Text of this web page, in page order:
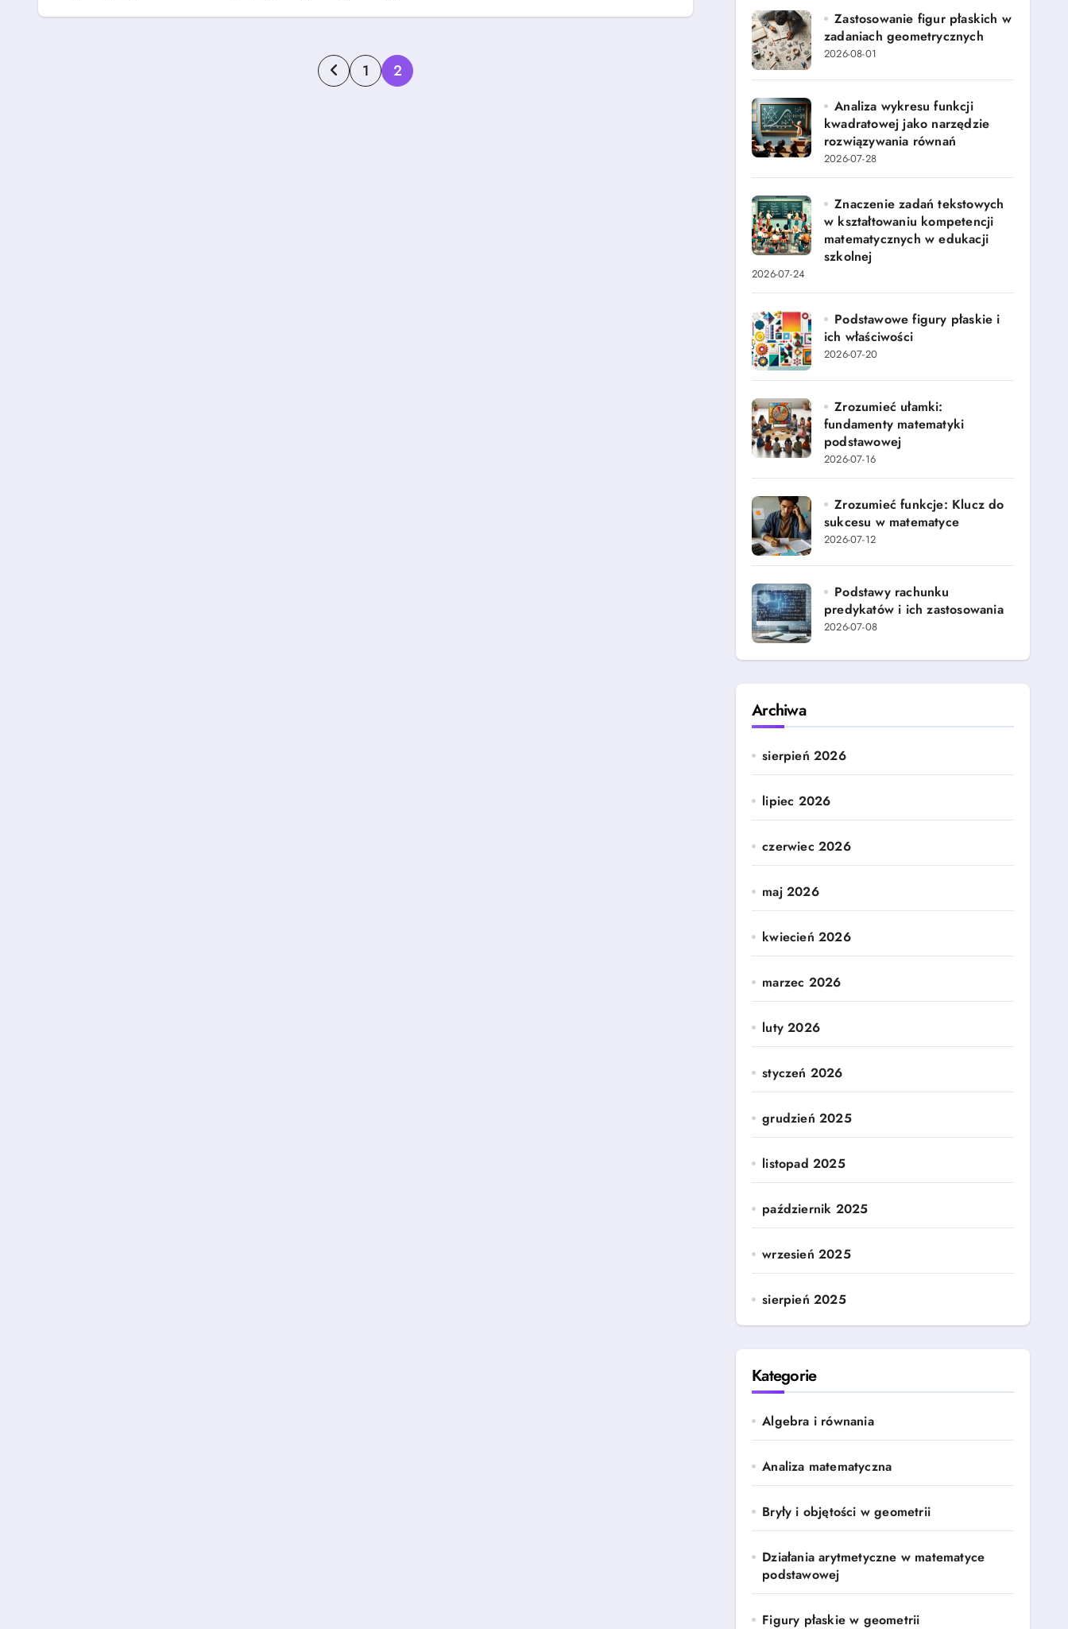
Stronicowanie
1 2
Zastosowanie figur płaskich w
zadaniach geometrycznych
2026-08-01
Analiza wykresu funkcji
kwadratowej jako narzędzie
rozwiązywania równań
2026-07-28
Znaczenie zadań tekstowych
w kształtowaniu kompetencji
matematycznych w edukacji
szkolnej
2026-07-24
Podstawowe figury płaskie i
ich właściwości
2026-07-20
Zrozumieć ułamki:
fundamenty matematyki
podstawowej
2026-07-16
Zrozumieć funkcje: Klucz do
sukcesu w matematyce
2026-07-12
Podstawy rachunku
predykatów i ich zastosowania
2026-07-08
Archiwa
sierpień 2026
lipiec 2026
czerwiec 2026
maj 2026
kwiecień 2026
marzec 2026
luty 2026
styczeń 2026
grudzień 2025
listopad 2025
październik 2025
wrzesień 2025
sierpień 2025
Kategorie
Algebra i równania
Analiza matematyczna
Bryły i objętości w geometrii
Działania arytmetyczne w matematyce
podstawowej
Figury płaskie w geometrii